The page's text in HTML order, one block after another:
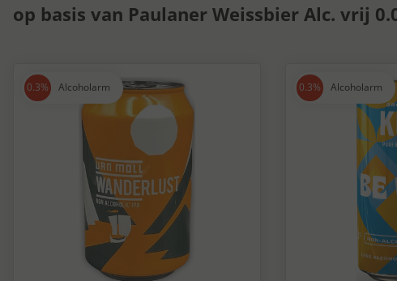
op basis van Paulaner Weissbier Alc. vrij
Alcoholarm Alcoholarm